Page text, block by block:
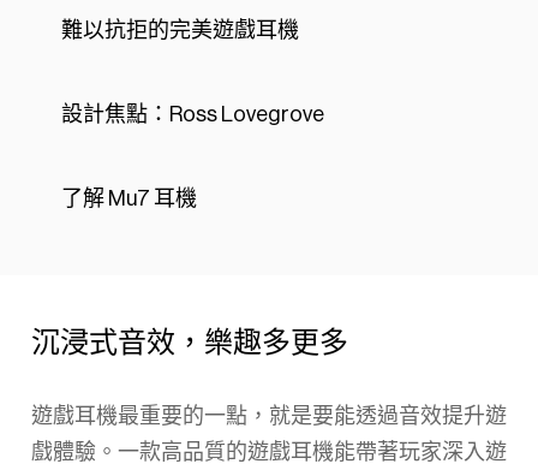
難以抗拒的完美遊戲耳機
設計焦點：Ross Lovegrove
了解 Mu7 耳機
沉浸式音效，樂趣多更多
遊戲耳機最重要的一點，就是要能透過音效提升遊
戲體驗。一款高品質的遊戲耳機能帶著玩家深入遊